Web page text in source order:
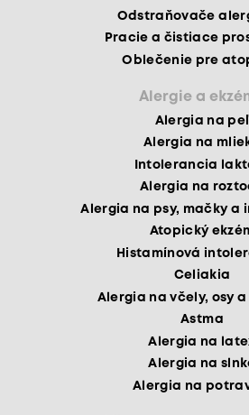
Odstraňovače
Pracie a čistiace
Oblečenie pre
Alergie a
Alergia na peľ
Alergia na
Intolerancia
Alergia na
Alergia na psy, mačky a
Atopický
Histamínová
Celiakia
Alergia na včely, osy a
Astma
Alergia na
Alergia na
Alergia na